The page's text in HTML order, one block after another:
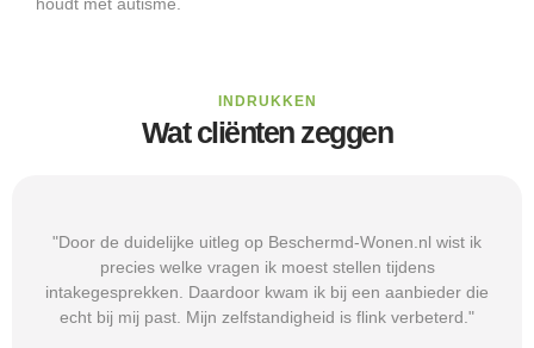
INDRUKKEN
Wat cliënten zeggen
"Door de duidelijke uitleg op Beschermd-Wonen.nl wist ik
precies welke vragen ik moest stellen tijdens
intakegesprekken. Daardoor kwam ik bij een aanbieder die
echt bij mij past. Mijn zelfstandigheid is flink verbeterd."